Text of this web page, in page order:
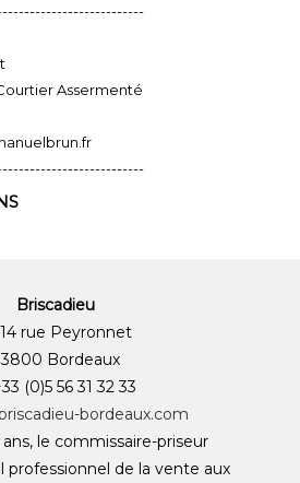
Assermenté
Briscadieu
14 rue Peyronnet
Bordeaux
(0)5 56 31 32 33
bordeaux.com
le commissaire-priseur
professionnel de la vente aux